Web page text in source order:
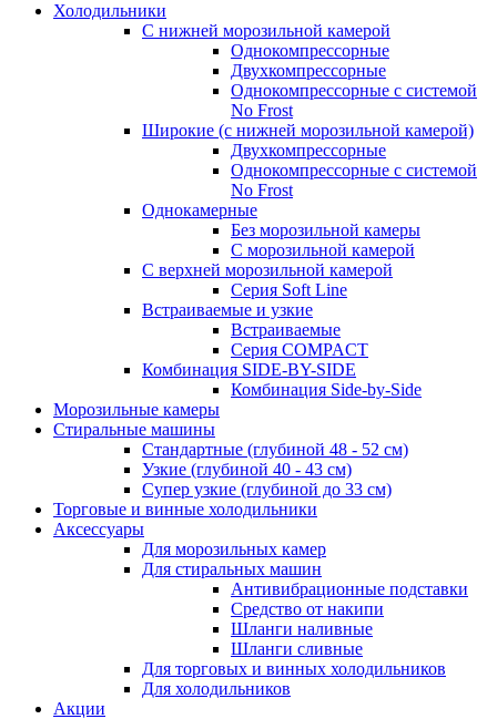
Холодильники
С нижней морозильной камерой
Однокомпрессорные
Двухкомпрессорные
Однокомпрессорные с системой
No Frost
Широкие (с нижней морозильной камерой)
Двухкомпрессорные
Однокомпрессорные с системой
No Frost
Однокамерные
Без морозильной камеры
С морозильной камерой
С верхней морозильной камерой
Серия Soft Line
Встраиваемые и узкие
Встраиваемые
Серия СOMPACT
Комбинация SIDE-BY-SIDE
Комбинация Side-by-Side
Морозильные камеры
Стиральные машины
Стандартные (глубиной 48 - 52 см)
Узкие (глубиной 40 - 43 см)
Супер узкие (глубиной до 33 см)
Торговые и винные холодильники
Аксессуары
Для морозильных камер
Для стиральных машин
Антивибрационные подставки
Средство от накипи
Шланги наливные
Шланги сливные
Для торговых и винных холодильников
Для холодильников
Акции